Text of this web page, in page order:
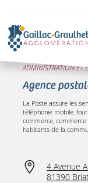
ADMINISTRATION ET
Agence
La Poste assure les
téléphonie mobile,
commerce,
habitants de la
4 Avenue
81390